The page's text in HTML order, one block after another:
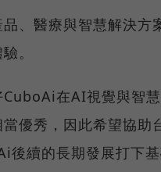
、醫療與智慧解決方
。
在AI視覺與智
優秀，因此希望協助
續的長期發展打下基